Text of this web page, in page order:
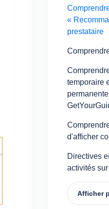
«
prestataire
temporaire
d'afficher
Directives
activités
Afficher